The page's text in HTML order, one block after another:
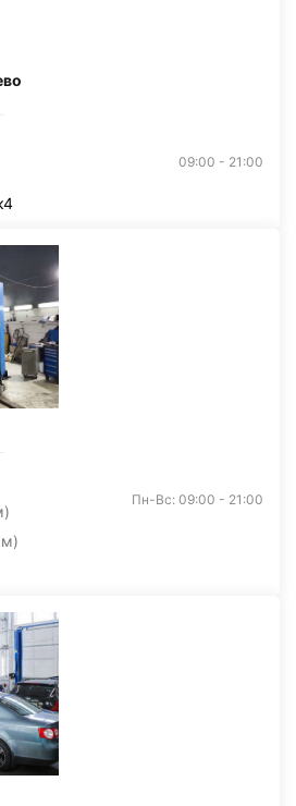
09:00 - 21:00
Пн-Вс: 09:00 - 21:00